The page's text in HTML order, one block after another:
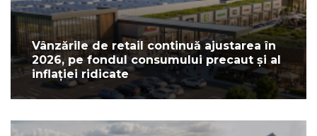
Vânzările de retail continuă ajustarea în
2026, pe fondul consumului precaut și al
inflației ridicate